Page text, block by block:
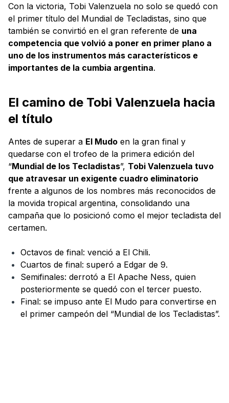
Con la victoria, Tobi Valenzuela no solo se quedó con
el primer título del Mundial de Tecladistas, sino que
también se convirtió en el gran referente de una
competencia que volvió a poner en primer plano a
uno de los instrumentos más característicos e
importantes de la cumbia argentina.
El camino de Tobi Valenzuela hacia
el título
Antes de superar a El Mudo en la gran final y
quedarse con el trofeo de la primera edición del
“Mundial de los Tecladistas”, Tobi Valenzuela tuvo
que atravesar un exigente cuadro eliminatorio
frente a algunos de los nombres más reconocidos de
la movida tropical argentina, consolidando una
campaña que lo posicionó como el mejor tecladista del
certamen.
Octavos de final: venció a El Chili.
Cuartos de final: superó a Edgar de 9.
Semifinales: derrotó a El Apache Ness, quien
posteriormente se quedó con el tercer puesto.
Final: se impuso ante El Mudo para convertirse en
el primer campeón del “Mundial de los Tecladistas”.